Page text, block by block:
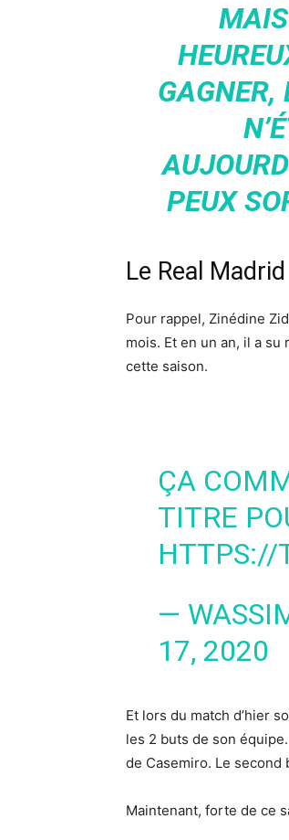
GAGNER,
PEUX
Le Real
Pour rappel, Zinédine
mois. Et en un an, il a
cette saison.
ÇA
TITRE
HTTPS://
—
17, 2020
Et lors du match d’hier
les 2 buts de son
de Casemiro. Le second
Maintenant, forte de ce